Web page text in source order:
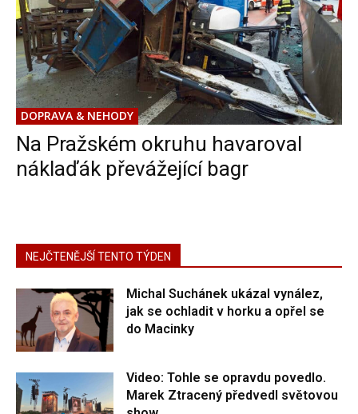
DOPRAVA & NEHODY
Na Pražském okruhu havaroval
náklaďák převážející bagr
NEJČTENĚJŠÍ TENTO TÝDEN
Michal Suchánek ukázal vynález,
jak se ochladit v horku a opřel se
do Macinky
Video: Tohle se opravdu povedlo.
Marek Ztracený předvedl světovou